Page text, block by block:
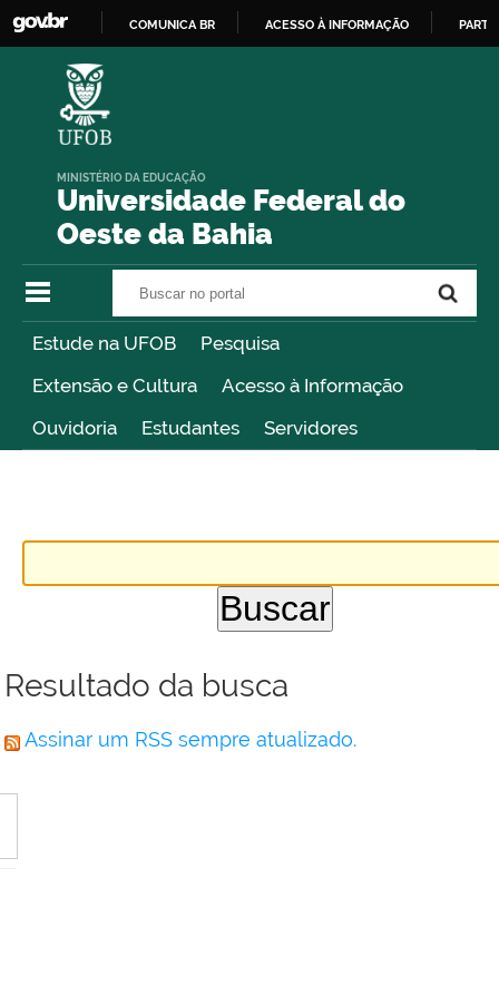
COMUNICA BR ACESSO À INFORMAÇÃO
Universidade Federal do
Oeste da Bahia
MINISTÉRIO DA EDUCAÇÃO
Estude na UFOB
Pesquisa
Extensão e Cultura
Acesso à Informação
Ouvidoria
Estudantes Servidores
Resultado da busca
Assinar um RSS sempre atualizado.